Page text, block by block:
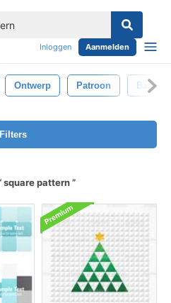
Inloggen Aanmelden
Ontwerp Patroon
Filters
square pattern